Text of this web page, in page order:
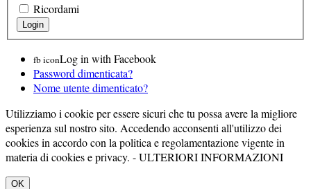
Ricordami
fb iconLog in with Facebook
Password dimenticata?
Nome utente dimenticato?
Utilizziamo i cookie per essere sicuri che tu possa avere la migliore
esperienza sul nostro sito. Accedendo acconsenti all'utilizzo dei
cookies in accordo con la politica e regolamentazione vigente in
materia di cookies e privacy. -ULTERIORI INFORMAZIONI
OK